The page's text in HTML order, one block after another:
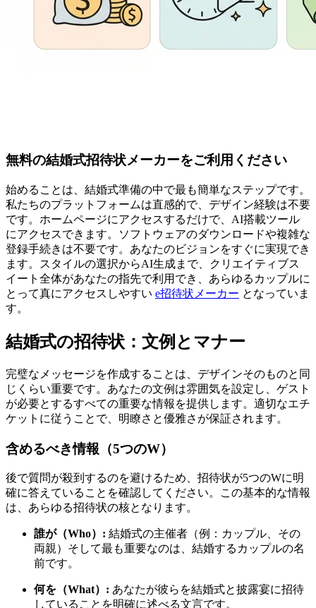
無料の結婚式招待状メーカーをご利用ください
始めることは、結婚式準備の中で最も簡単なステップです。
私たちのプラットフォームは直感的で、デザイン経験は不要
です。ホームページにアクセスするだけで、AI搭載ツール
にアクセスできます。ソフトウェアのダウンロードや複雑な
登録手続きは不要です。あなたのビジョンをすぐに実現でき
ます。スタイルの選択からAI生成まで、クリエイティブス
イート全体があなたの指先で利用でき、あらゆるカップルに
とって真にアクセスしやすい e招待状メーカー となっていま
す。
結婚式の招待状：文例とマナー
完璧なメッセージを作成することは、デザインそのものと同
じくらい重要です。あなたの文例は雰囲気を設定し、ゲスト
が必要とするすべての重要な情報を提供します。適切なエチ
ケットに従うことで、明瞭さと優雅さが保証されます。
含めるべき情報（5つのW）
後で質問が殺到するのを避けるため、招待状が5つのWに明
確に答えていることを確認してください。この基本的な情報
は、あらゆる招待状の核となります。
誰が（Who）: 結婚式の主催者（例：カップル、その
両親）そして最も重要なのは、結婚するカップルの名
前です。
何を（What）: あなたが彼らを結婚式と披露宴に招待
していることを明確に述べる文言です。